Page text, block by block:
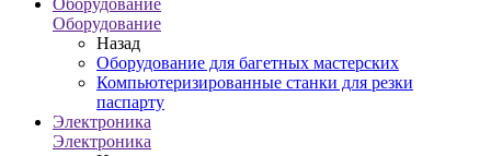
Оборудование
Оборудование
Назад
Оборудование для багетных мастерских
Компьютеризированные станки для резки
паспарту
Электроника
Электроника